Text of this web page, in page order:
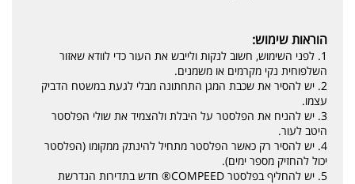
הוראות שימוש:
1. לפני השימוש, חשוב לנקות ולייבש את העור כדי לוודא שאזור
השלפוחית נקי מקרמים או משמנים.
2. יש להסיר את שכבת המגן התחתונה מבלי לגעת במשטח הדביק
עצמו.
3. יש להניח את הפלסטר על היבלת ולהצמיד את שולי הפלסטר
היטב לעור.
4. יש להסיר רק כאשר הפלסטר מתחיל להינתק ממקומו (הפלסטר
יכול להחזיק מספר ימים).
5. יש להחליף בפלסטר COMPEED® חדש בתדירות הנדרשת